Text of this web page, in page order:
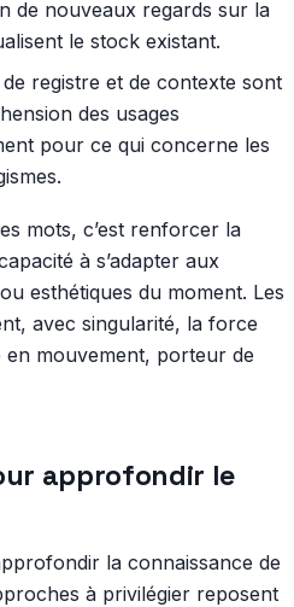
de nouveaux regards sur la
le stock existant.
registre et de contexte sont
des usages
pour ce qui concerne les
mots, c’est renforcer la
à s’adapter aux
esthétiques du moment. Les
avec singularité, la force
en mouvement, porteur de
approfondir le
la connaissance de
à privilégier reposent